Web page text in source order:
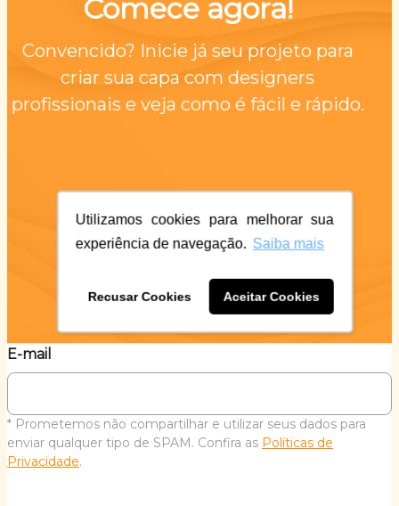
Utilizamos cookies para melhorar sua
experiência de navegação. Saiba mais
Recusar Cookies Aceitar Cookies
Comece agora!
Convencido? Inicie já seu projeto para
criar sua capa com designers
profissionais e veja como é fácil e rápido.
E-mail
* Prometemos não compartilhar e utilizar seus dados para
enviar qualquer tipo de SPAM. Confira as Políticas de
Privacidade.